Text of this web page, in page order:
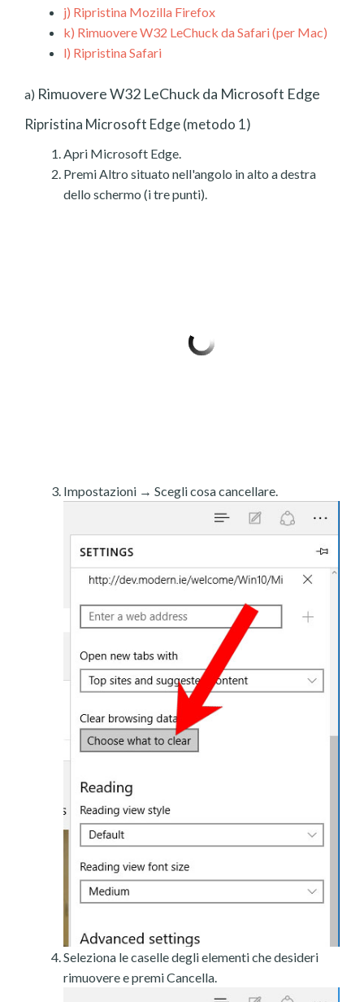
j) Ripristina Mozilla Firefox
k) Rimuovere W32 LeChuck da Safari (per Mac)
l) Ripristina Safari
a) Rimuovere W32 LeChuck da Microsoft Edge
Ripristina Microsoft Edge (metodo 1)
Apri Microsoft Edge.
Premi Altro situato nell'angolo in alto a destra
dello schermo (i tre punti).
Impostazioni → Scegli cosa cancellare.
Seleziona le caselle degli elementi che desideri
rimuovere e premi Cancella.